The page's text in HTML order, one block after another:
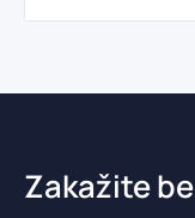
Zakažite